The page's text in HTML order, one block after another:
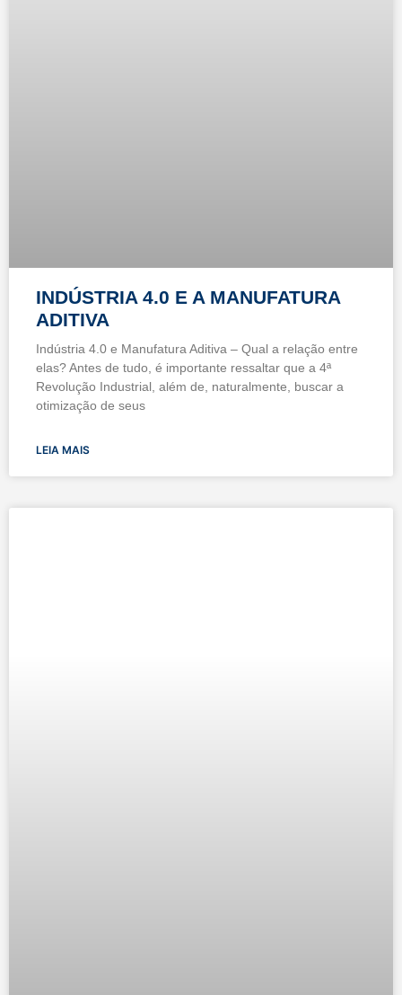
INDÚSTRIA 4.0 E A MANUFATURA
ADITIVA
Indústria 4.0 e Manufatura Aditiva – Qual a relação entre
elas? Antes de tudo, é importante ressaltar que a 4ª
Revolução Industrial, além de, naturalmente, buscar a
otimização de seus
LEIA MAIS